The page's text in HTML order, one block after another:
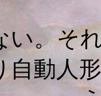
い。そ
自動人